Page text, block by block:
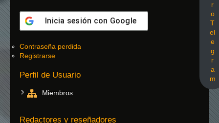
Inicia sesión con Google
Contraseña perdida
Registrarse
Perfil de Usuario
Miembros
r
o
T
el
e
g
r
a
m
Redactores y reseñadores